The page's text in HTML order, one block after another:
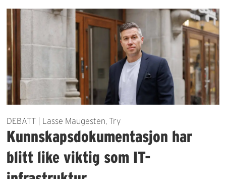
DEBATT | Lasse Maugesten, Try
Kunnskapsdokumentasjon har
blitt like viktig som IT-